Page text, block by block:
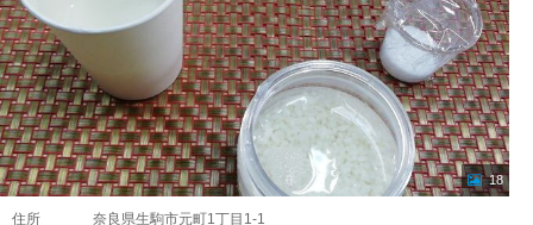
18
住所 奈良県生駒市元町1丁目1-1